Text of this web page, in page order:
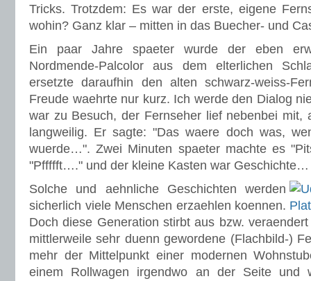
Tricks. Trotzdem: Es war der erste, eigene
wohin? Ganz klar – mitten in das Buecher- und
Ein paar Jahre spaeter wurde der eben
Nordmende-Palcolor aus dem elterlichen
ersetzte daraufhin den alten schwarz-weiss-
Freude waehrte nur kurz. Ich werde den Dialog
war zu Besuch, der Fernseher lief nebenbei mit,
langweilig. Er sagte: "Das waere doch was,
wuerde…". Zwei Minuten spaeter machte es
"Pffffft…." und der kleine Kasten war Geschichte…
Solche und aehnliche Geschichten werden
sicherlich viele Menschen erzaehlen koennen.
Doch diese Generation stirbt aus bzw.
mittlerweile sehr duenn gewordene (Flachbild-)
mehr der Mittelpunkt einer modernen
einem Rollwagen irgendwo an der Seite und